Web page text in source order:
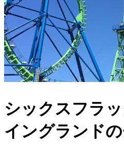
シックスフラ
イングランド